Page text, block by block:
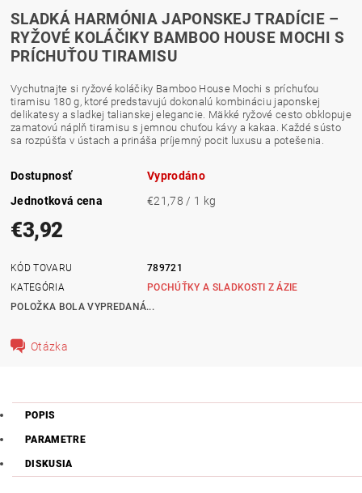
SLADKÁ HARMÓNIA JAPONSKEJ TRADÍCIE –
RYŽOVÉ KOLÁČIKY BAMBOO HOUSE MOCHI S
PRÍCHUŤOU TIRAMISU
Vychutnajte si ryžové koláčiky Bamboo House Mochi s príchuťou
tiramisu 180 g, ktoré predstavujú dokonalú kombináciu japonskej
delikatesy a sladkej talianskej elegancie. Mäkké ryžové cesto obklopuje
zamatovú náplň tiramisu s jemnou chuťou kávy a kakaa. Každé sústo
sa rozpúšťa v ústach a prináša príjemný pocit luxusu a potešenia.
Dostupnosť
Vyprodáno
Jednotková cena
€21,78 / 1 kg
€3,92
KÓD TOVARU
789721
KATEGÓRIA
POCHÚŤKY A SLADKOSTI Z ÁZIE
POLOŽKA BOLA VYPREDANÁ...
Otázka
POPIS
PARAMETRE
DISKUSIA